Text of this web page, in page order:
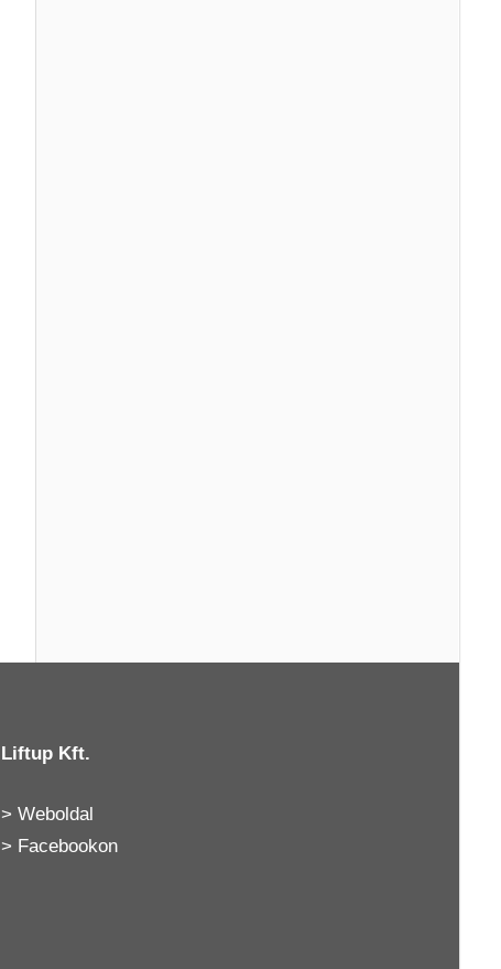
Liftup Kft.
>Weboldal
> Facebookon